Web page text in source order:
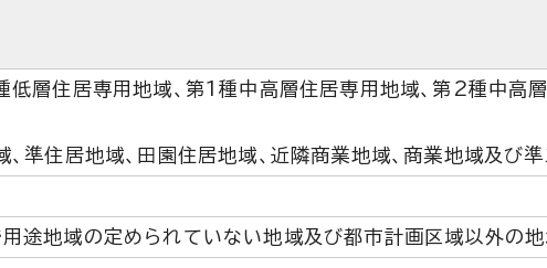
低層住居専用地域、第1種中高層住居専用地域、第2種中高
準住居地域、田園住居地域、近隣商業地域、商業地域及び
途地域の定められていない地域及び都市計画区域以外の